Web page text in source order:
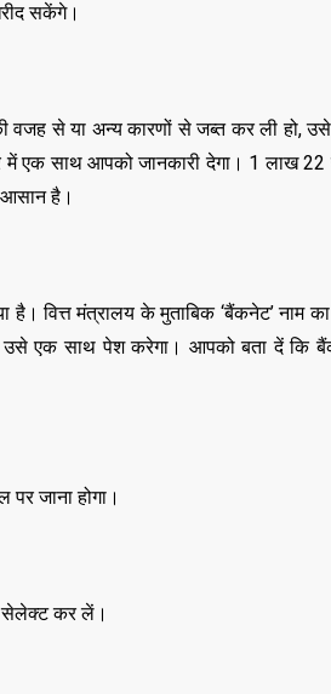
सकेंगे।
वजह से या अन्य कारणों से जब्त कर ली हो,
में एक साथ आपको जानकारी देगा। 1 लाख 22
आसान है।
है। वित्त मंत्रालय के मुताबिक ‘बैंकनेट’ नाम
उसे एक साथ पेश करेगा। आपको बता दें कि बैंक
जाना होगा।
सेलेक्ट कर लें।
Fire